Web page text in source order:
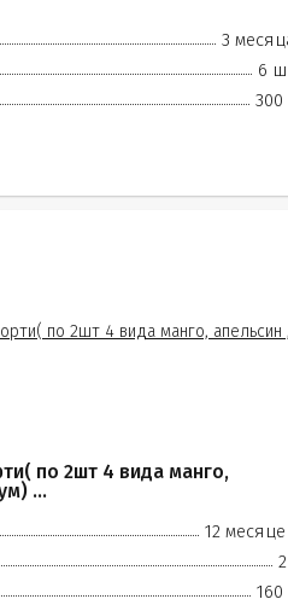
3
6
300
по 2шт 4 вида манго,
...
12
160